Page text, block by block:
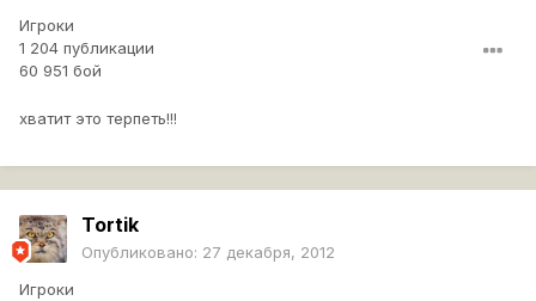
Игроки
1 204 публикации
60 951 бой
хватит это терпеть!!!
Tortik
Опубликовано: 27 декабря, 2012
Игроки